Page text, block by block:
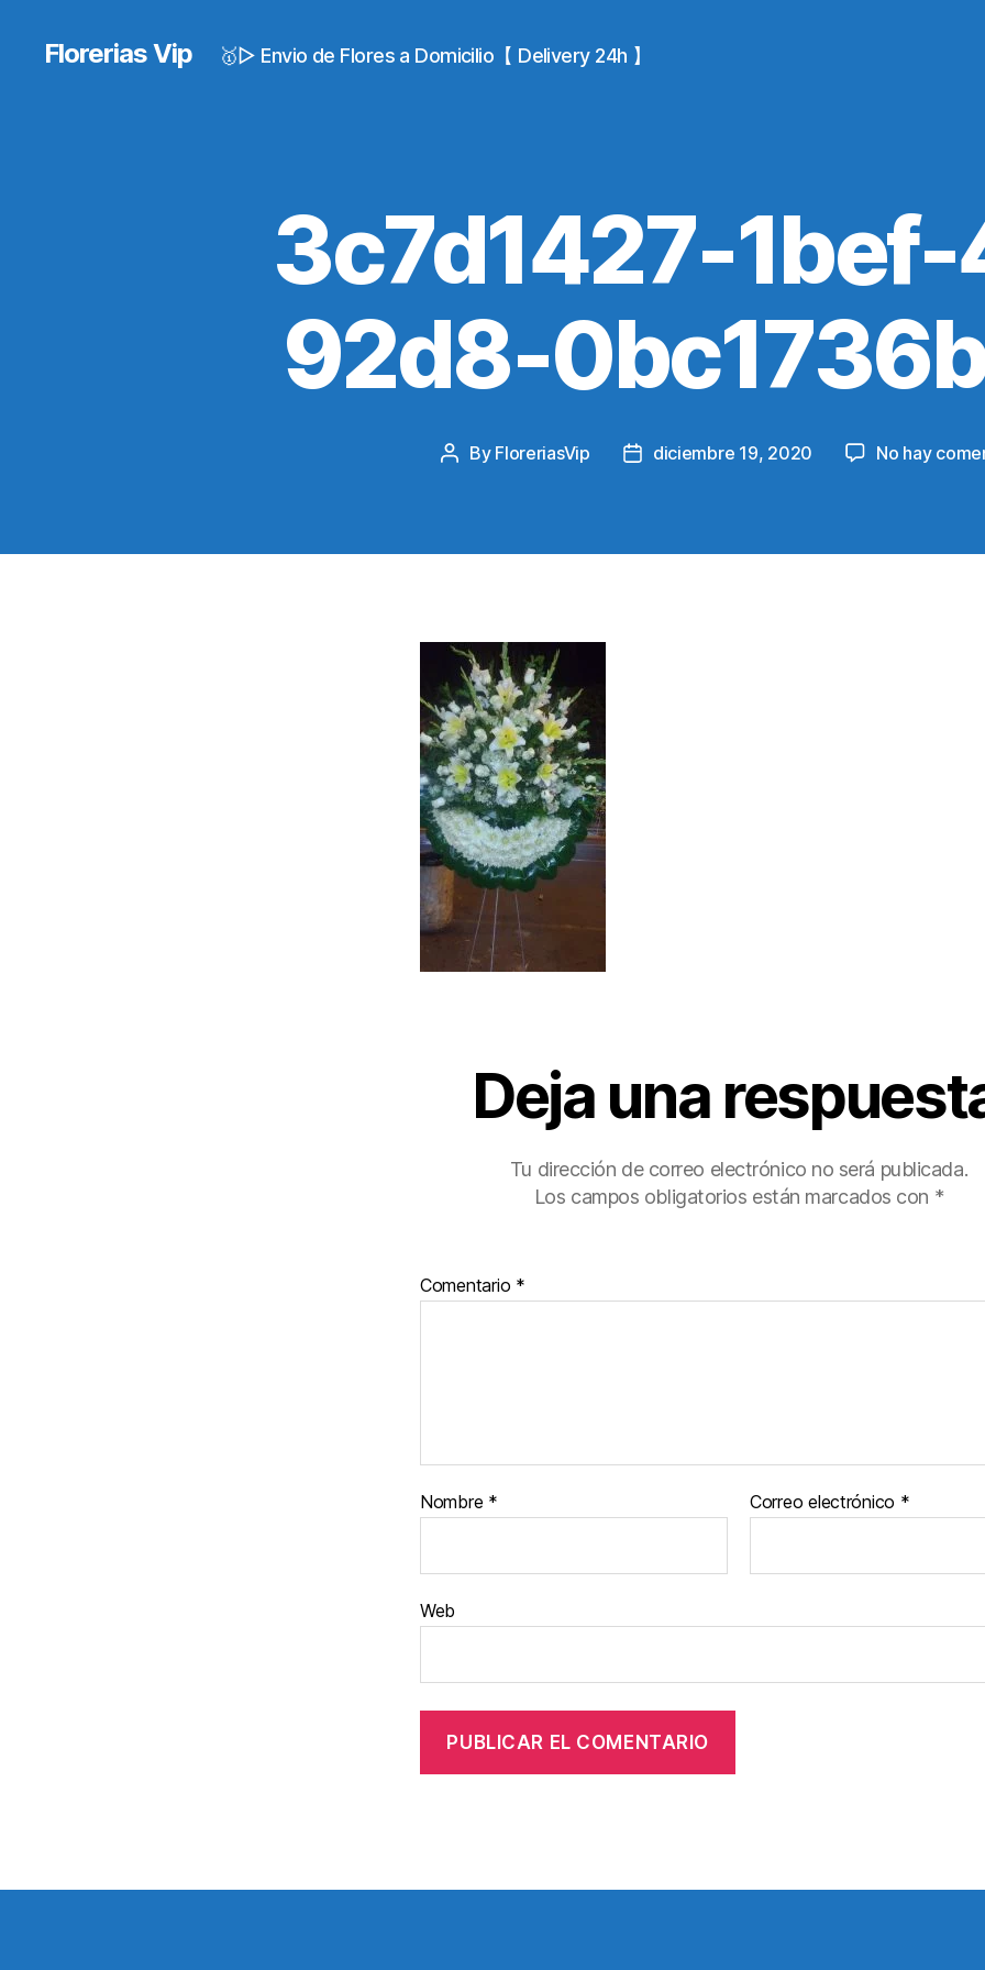
Florerias Vip 🥇▷ Envio de Flores a Domicilio【 Delivery 24h 】
3c7d1427-1bef-
92d8-
Post
By FloreriasVip
Postdiciembre 19, 2020 No hay
Deja una
Tu dirección de correo electrónico no será publicada.
Los campos obligatorios están marcados con *
Comentario *
Nombre * Correo electrónico *
Web